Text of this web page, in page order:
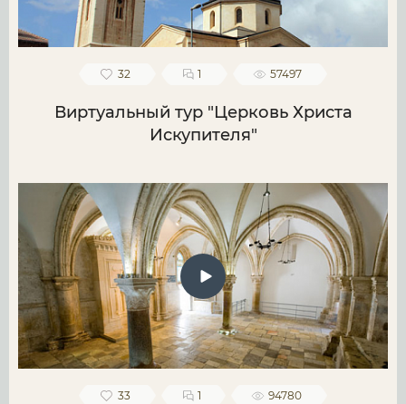
32 1 57497
Виртуальный тур "Церковь Христа
Искупителя"
33 1 94780